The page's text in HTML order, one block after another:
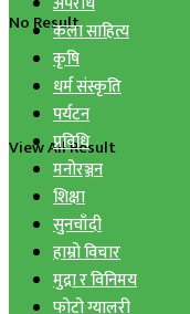
No Result
View All Result
कला साहित्य
कृषि
धर्म संस्कृति
पर्यटन
प्रविधि
मनोरञ्जन
शिक्षा
सुनचाँदी
हाम्रो विचार
मुद्रा र विनिमय
फोटो ग्यालरी